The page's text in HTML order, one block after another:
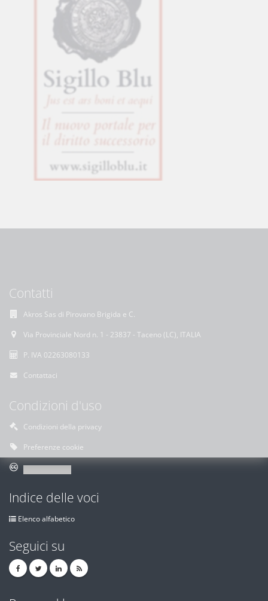
Contatti
Akros Sas di Pirovano Brigida e C.
Via Provinciale Nord n. 1 - 23837 - Taceno (LC), ITALIA
P. IVA 02263080133
Contattaci
Condizioni d'uso
Condizioni della privacy
Preferenze cookie
Indice delle voci
Elenco alfabetico
Seguici su